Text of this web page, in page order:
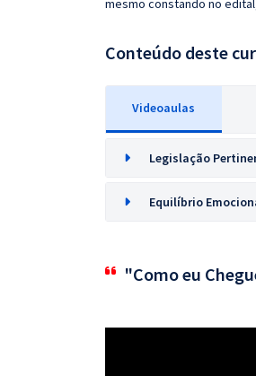
mesmo constando no
Conteúdo deste
Videoaulas
Legislação
Equilíbrio
"Como eu